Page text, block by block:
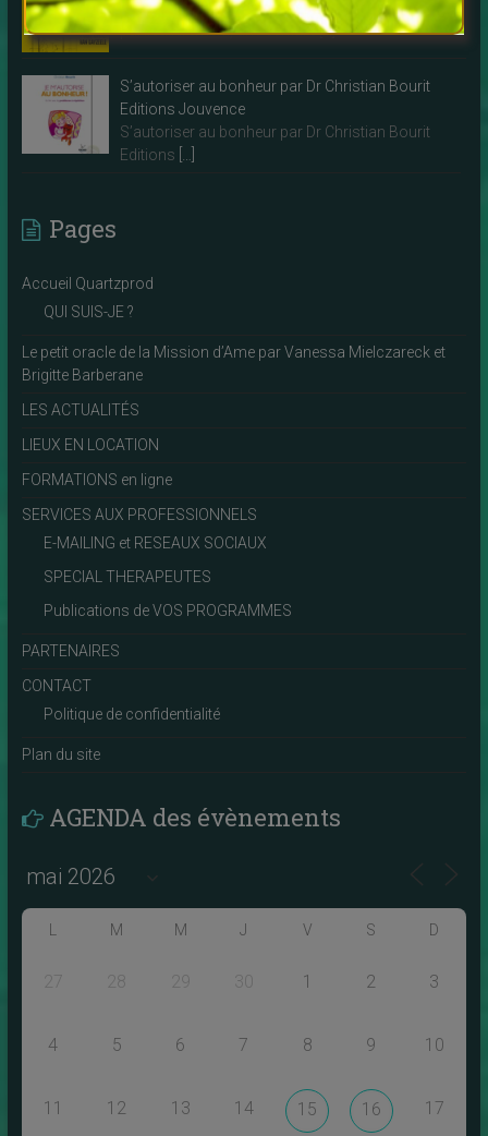
Voilà un livre que je vous recommande
particulièrement, une écriture[…]
S’autoriser au bonheur par Dr Christian Bourit
Editions Jouvence
S’autoriser au bonheur par Dr Christian Bourit
Editions […]
Pages
Accueil Quartzprod
QUI SUIS-JE ?
Le petit oracle de la Mission d’Ame par Vanessa Mielczareck et
Brigitte Barberane
LES ACTUALITÉS
LIEUX EN LOCATION
FORMATIONS en ligne
SERVICES AUX PROFESSIONNELS
E-MAILING et RESEAUX SOCIAUX
SPECIAL THERAPEUTES
Publications de VOS PROGRAMMES
PARTENAIRES
CONTACT
Politique de confidentialité
Plan du site
AGENDA des évènements
L M M J V S D
27 28 29 30 1 2 3
4 5 6 7 8 9 10
11 12 13 14 15 16 17